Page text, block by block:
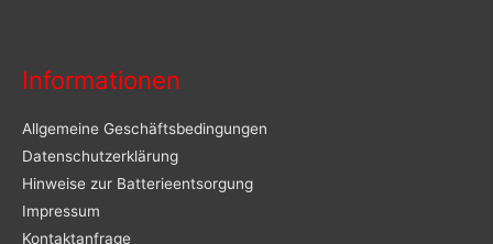
Informationen
Allgemeine Geschäftsbedingungen
Datenschutzerklärung
Hinweise zur Batterieentsorgung
Impressum
Kontaktanfrage